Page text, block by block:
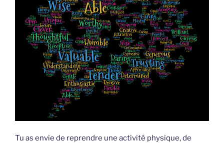
Tu as envie de reprendre une activité physique, de